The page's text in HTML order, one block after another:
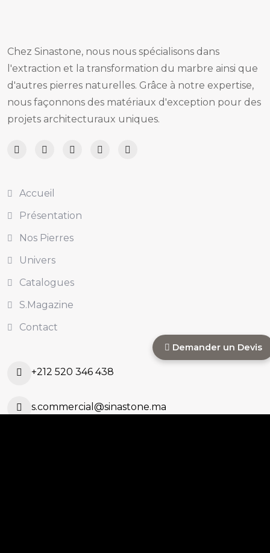
Chez Sinastone, nous nous spécialisons dans
l'extraction et la transformation du marbre ainsi que
d'autres pierres naturelles. Grâce à notre expertise,
nous façonnons des matériaux d'exception pour des
projets architecturaux uniques.
Accueil
Présentation
Nos Pierres
Univers
Catalogues
S.Magazine
Contact
+212 520 346 438
s.commercial@sinastone.ma
Demander un Devis